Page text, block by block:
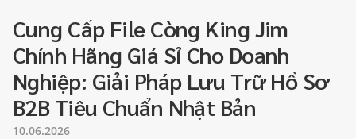
Cung Cấp File Còng King Jim
Chính Hãng Giá Sỉ Cho Doanh
Nghiệp: Giải Pháp Lưu Trữ Hồ Sơ
B2B Tiêu Chuẩn Nhật Bản
10.06.2026